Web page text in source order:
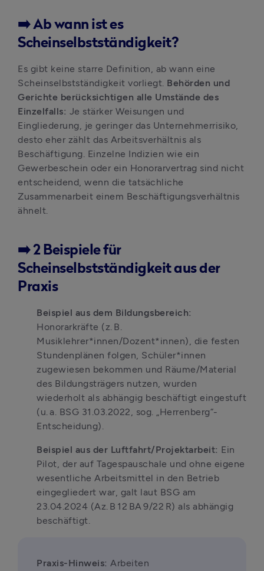
➡️Ab wann ist es
Scheinselbstständigkeit?
Es gibt keine starre Definition, ab wann eine
Scheinselbstständigkeit vorliegt. Behörden und
Gerichte berücksichtigen alle Umstände des
Einzelfalls: Je stärker Weisungen und
Eingliederung, je geringer das Unternehmerrisiko,
desto eher zählt das Arbeitsverhältnis als
Beschäftigung. Einzelne Indizien wie ein
Gewerbeschein oder ein Honorarvertrag sind nicht
entscheidend, wenn die tatsächliche
Zusammenarbeit einem Beschäftigungsverhältnis
ähnelt.
➡️2 Beispiele für
Scheinselbstständigkeit aus der
Praxis
Honorarkräfte (z. B.
Musiklehrer*innen/Dozent*innen), die festen
Stundenplänen folgen, Schüler*innen
zugewiesen bekommen und Räume/Material
des Bildungsträgers nutzen, wurden
wiederholt als abhängig beschäftigt eingestuft
(u. a. BSG 31.03.2022, sog. „Herrenberg“-
Entscheidung).
Beispiel aus der Luftfahrt/Projektarbeit: Ein
Pilot, der auf Tagespauschale und ohne eigene
wesentliche Arbeitsmittel in den Betrieb
eingegliedert war, galt laut BSG am
23.04.2024 (Az. B 12 BA 9/22 R) als abhängig
beschäftigt.
Praxis-Hinweis: Arbeiten